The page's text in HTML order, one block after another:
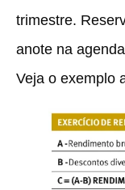
trimestre.
anote na
Veja o exemplo